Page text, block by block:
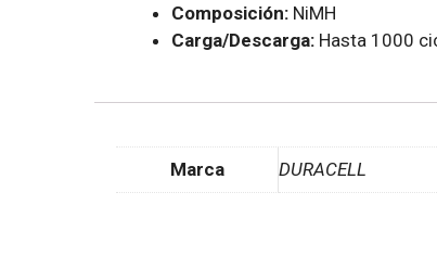
Composición: NiMH
Carga/Descarga: Hasta 1000
Marca DURACELL